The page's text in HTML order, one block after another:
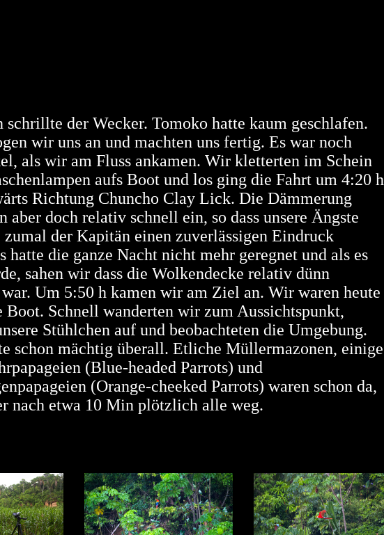
schrillte der Wecker. Tomoko hatte kaum geschlafen.
wir uns an und machten uns fertig. Es war noch
als wir am Fluss ankamen. Wir kletterten im Schein
aufs Boot und los ging die Fahrt um 4:20 h
Richtung Chuncho Clay Lick. Die Dämmerung
aber doch relativ schnell ein, so dass unsere Ängste
der Kapitän einen zuverlässigen Eindruck
hatte die ganze Nacht nicht mehr geregnet und als es
sahen wir dass die Wolkendecke relativ dünn
Um 5:50 h kamen wir am Ziel an. Wir waren heute
Boot. Schnell wanderten wir zum Aussichtspunkt,
Stühlchen auf und beobachteten die Umgebung.
schon mächtig überall. Etliche Müllermazonen, einige
(Blue-headed Parrots) und
(Orange-cheeked Parrots) waren schon da,
nach etwa 10 Min plötzlich alle weg.